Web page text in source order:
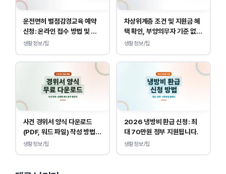
운전면허 벌점감경교육 예약
신청: 온라인 접수 방법 및 비
용 안내
생활정보/팁
차상위계층 조건 및 지원금 혜
택 확인, 부양의무자 기준 없
이 소득, 재산만 봅니다.
생활정보/팁
사건 경위서 양식 다운로드
(PDF, 워드 파일) 작성 방법
및 예시
생활정보/팁
2026 냉방비 환급 신청: 최
대 70만원 정부 지원됩니다.
생활정보/팁